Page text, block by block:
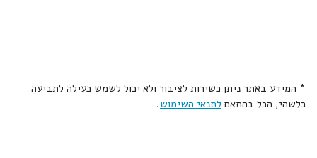
* המידע באתר ניתן כשירות לציבור ולא יכול לשמש כעילה לתביעה
כלשהי, הכל בהתאם לתנאי השימוש.